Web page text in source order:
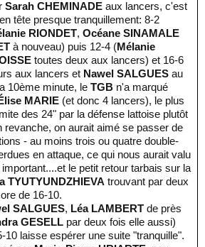
Sarah CHEMINADE aux lancers, c'est
tête presque tranquillement: 8-2
RIONDET, Océane SINAMALE
à nouveau) puis 12-4 (Mélanie
toutes deux aux lancers) et 16-6
aux lancers et Nawel SALGUES au
10ème minute, le TGB n'a marqué
MARIE (et donc 4 lancers), le plus
des 24" par la défense lattoise plutôt
revanche, on aurait aimé se passer de
- au moins trois ou quatre double-
en attaque, ce qui nous aurait valu
le petit retour tarbais sur la
TYUTYUNDZHIEVA trouvant par deux
de 16-10.
SALGUES, Léa LAMBERT de près
GESELL par deux fois elle aussi)
10 laisse espérer une suite "tranquille".